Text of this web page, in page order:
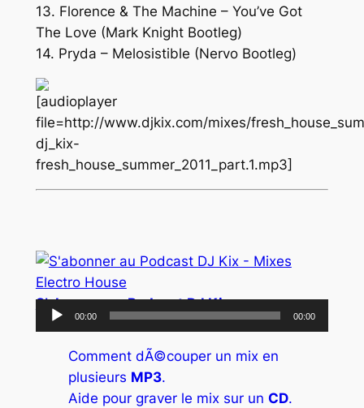
13. Florence & The Machine – You’ve Got
The Love (Mark Knight Bootleg)
14. Pryda – Melosistible (Nervo Bootleg)
[audioplayer
file=http://www.djkix.com/mixes/
dj_kix-
fresh_house_summer_2011_part.1.mp3]
S’abonner au Podcast DJ Kix
Lecteur
audio
00:00 00:00
Comment dÃ©couper un mix en
plusieurs MP3.
Aide pour graver le mix sur un CD.